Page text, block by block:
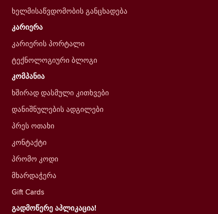
ხელმისაწვდომობის განცხადება
კარიერა
კარიერის პორტალი
ტექნოლოგიური ბლოგი
კომპანია
ხშირად დასმული კითხვები
დანიშნულების ადგილები
პრეს ოთახი
კონტაქტი
პრომო კოდი
მხარდაჭერა
Gift Cards
გადმოწერე აპლიკაცია!